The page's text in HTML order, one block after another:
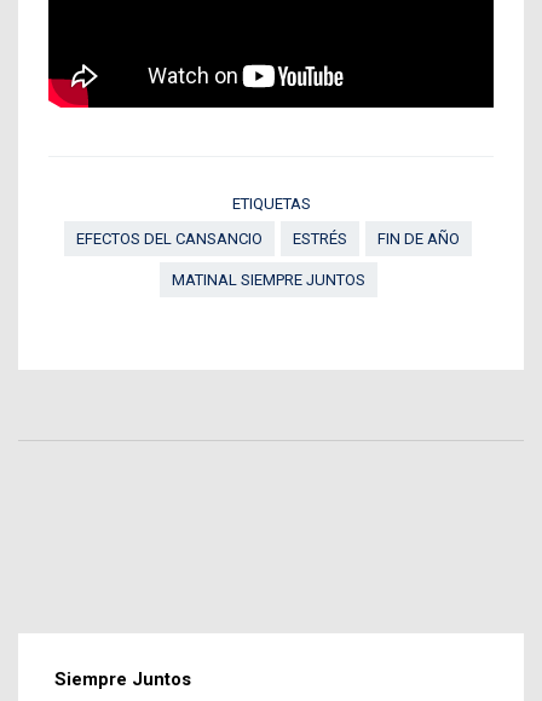
ETIQUETAS
EFECTOS DEL CANSANCIO
ESTRÉS FIN DE AÑO
MATINAL SIEMPRE JUNTOS
Siempre Juntos